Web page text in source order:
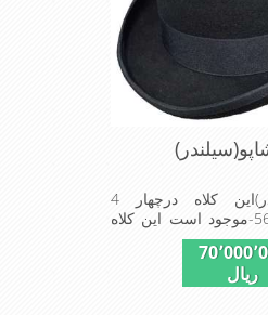
کلاه شاپو(سیلندر)این کلاه درچهار 4
سایز-59-58-57-56-موجود است این کلاه
است
ریال